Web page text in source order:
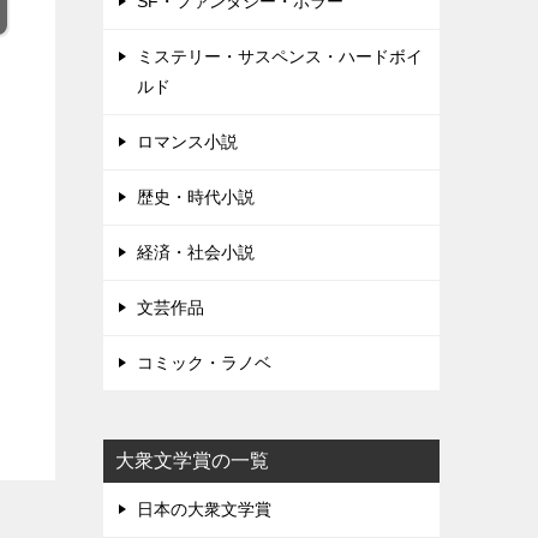
ミステリー・サスペンス・ハードボイ
ルド
ロマンス小説
歴史・時代小説
経済・社会小説
文芸作品
コミック・ラノベ
大衆文学賞の一覧
日本の大衆文学賞